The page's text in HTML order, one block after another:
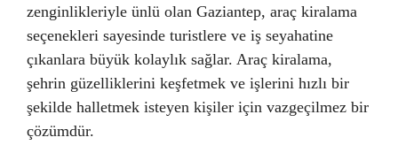
zenginlikleriyle ünlü olan Gaziantep, araç kiralama
seçenekleri sayesinde turistlere ve iş seyahatine
çıkanlara büyük kolaylık sağlar. Araç kiralama,
şehrin güzelliklerini keşfetmek ve işlerini hızlı bir
şekilde halletmek isteyen kişiler için vazgeçilmez bir
çözümdür.